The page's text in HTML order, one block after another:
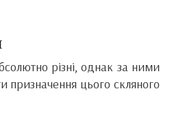
різні, однак за ними
цього скляного